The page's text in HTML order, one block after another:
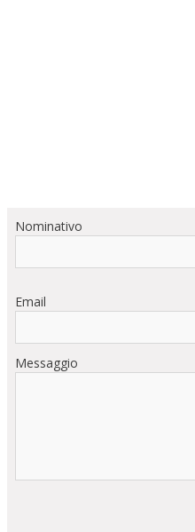
Nominativo
Email
Messaggio